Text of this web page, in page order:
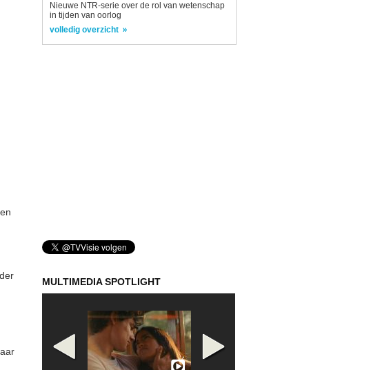
Nieuwe NTR-serie over de rol van wetenschap
in tijden van oorlog
volledig overzicht
MULTIMEDIA SPOTLIGHT